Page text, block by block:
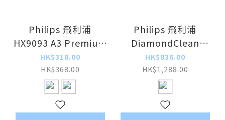
Philips 飛利浦
HX9093 A3 Premium
All-in-One 標準型聲
波牙刷刷頭 (3支裝)
HK$318.00
HK$368.00
Philips 飛利浦
DiamondClean
Essential HX3792 聲
波震動牙刷 <平行進口
>
HK$836.00
HK$1,288.00